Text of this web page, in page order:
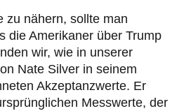
zu nähern, sollte man
die Amerikaner über Trump
wir, wie in unserer
Nate Silver in seinem
Akzeptanzwerte. Er
Messwerte, der